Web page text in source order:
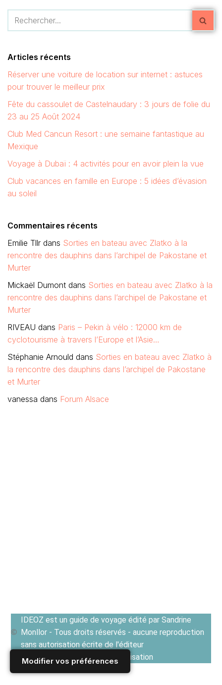
Modifier vos préférences
Articles récents
Réserver une voiture de location sur internet : astuces
pour trouver le meilleur prix
Fête du cassoulet de Castelnaudary : 3 jours de folie du
23 au 25 Août 2024
Club Med Cancun Resort : une semaine fantastique au
Mexique
Voyage à Dubaï : 4 activités pour en avoir plein la vue
Club vacances en famille en Europe : 5 idées d’évasion
au soleil
Commentaires récents
Emilie Tllr dans Sorties en bateau avec Zlatko à la
rencontre des dauphins dans l’archipel de Pakostane et
Murter
Mickaël Dumont dans Sorties en bateau avec Zlatko à la
rencontre des dauphins dans l’archipel de Pakostane et
Murter
RIVEAU dans Paris – Pekin à vélo : 12000 km de
cyclotourisme à travers l’Europe et l’Asie…
Stéphanie Arnould dans Sorties en bateau avec Zlatko à
la rencontre des dauphins dans l’archipel de Pakostane
et Murter
vanessa dans Forum Alsace
IDEOZ est un guide de voyage édité par Sandrine
Monllor - Tous droits réservés - aucune reproduction
sans autorisation écrite de l'éditeur
Voir les Conditions générales d'utilisation